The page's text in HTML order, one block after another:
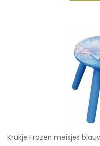
Krukje Frozen meisjes